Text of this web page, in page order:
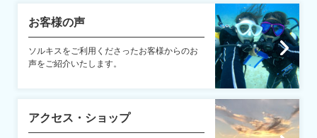
お客様の声
ソルキスをご利用くださったお客様からのお
声をご紹介いたします。
アクセス・ショップ